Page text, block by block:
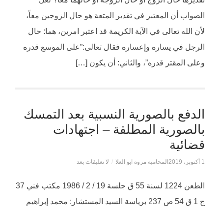
الصواب أن المعتبر في تقدير المتعة هو حال الزوجين معاً،
لأن الله تعالى في الآية الكريمة قد اعتبر امرين، هما: حال
الرجل في يساره وإعساره فقال تعالى:”على الموسع قدره
وعلى المقتر قدره”، والثاني: أن يكون […]
الدفع بالصورية النسبية بعد التمسك
بالصورية المطلقة – اجتهادات
قضائية
1 أكتوبر، 2019 المحامية مروة ابو العلا / لا تعليقات بعد
الطعن 1224 لسنة 55 ق جلسة 19 / 2 / 1986 مكتب فني 37
ج 1 ق 54 ص 237 برياسة السيد المستشار: محمد إبراهيم